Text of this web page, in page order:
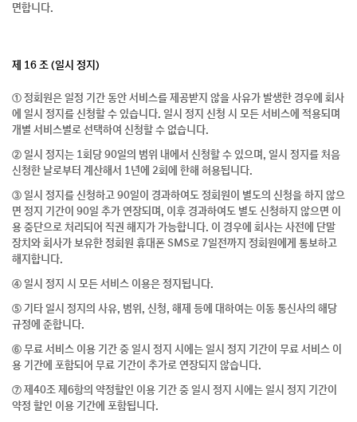
면합니다.
제 16 조 (일시 정지)
① 정회원은 일정 기간 동안 서비스를 제공받지 않을 사유가 발생한 경우에 회사
에 일시 정지를 신청할 수 있습니다. 일시 정지 신청 시 모든 서비스에 적용되며
개별 서비스별로 선택하여 신청할 수 없습니다.
② 일시 정지는 1회당 90일의 범위 내에서 신청할 수 있으며, 일시 정지를 처음
신청한 날로부터 계산해서 1년에 2회에 한해 허용됩니다.
③ 일시 정지를 신청하고 90일이 경과하여도 정회원이 별도의 신청을 하지 않으
면 정지 기간이 90일 추가 연장되며, 이후 경과하여도 별도 신청하지 않으면 이
용 중단으로 처리되어 직권 해지가 가능합니다. 이 경우에 회사는 사전에 단말
장치와 회사가 보유한 정회원 휴대폰 SMS로 7일전까지 정회원에게 통보하고
해지합니다.
④ 일시 정지 시 모든 서비스 이용은 정지됩니다.
⑤ 기타 일시 정지의 사유, 범위, 신청, 해제 등에 대하여는 이동 통신사의 해당
규정에 준합니다.
⑥ 무료 서비스 이용 기간 중 일시 정지 시에는 일시 정지 기간이 무료 서비스 이
용 기간에 포함되어 무료 기간이 추가로 연장되지 않습니다.
⑦ 제40조 제6항의 약정할인 이용 기간 중 일시 정지 시에는 일시 정지 기간이
약정 할인 이용 기간에 포함됩니다.